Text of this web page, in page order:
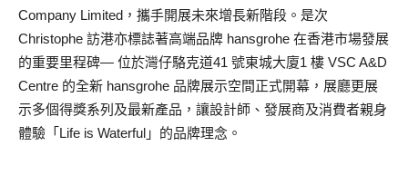
Company Limited，攜手開展未來增長新階段。是次
Christophe 訪港亦標誌著高端品牌 hansgrohe 在香港市場發展
的重要里程碑— 位於灣仔駱克道41 號東城大廈1 樓 VSC A&D
Centre 的全新 hansgrohe 品牌展示空間正式開幕，展廳更展
示多個得獎系列及最新產品，讓設計師、發展商及消費者親身
體驗「Life is Waterful」的品牌理念。